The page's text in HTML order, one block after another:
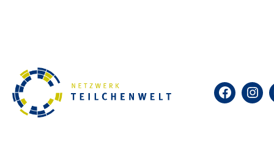
Facebook
Bei einer Teilchenphysik-
Vortrag, wie man echte
kann. Sie identifizieren
Elektronen und Co. und
erfordert keine Vorkenntnisse